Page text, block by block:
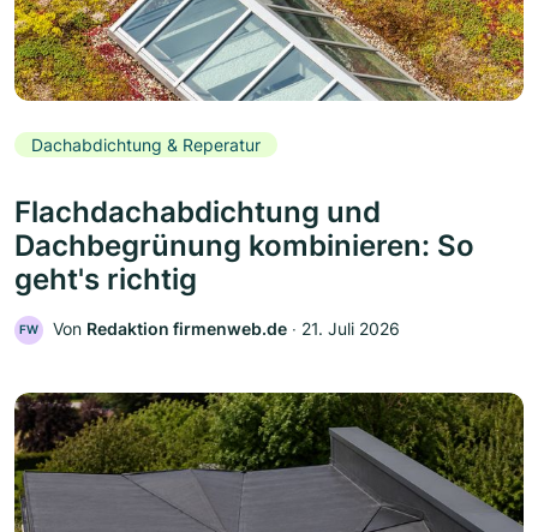
Dachabdichtung & Reperatur
Flachdachabdichtung und
Dachbegrünung kombinieren: So
geht's richtig
FW Von Redaktion firmenweb.de ‧ 21. Juli 2026